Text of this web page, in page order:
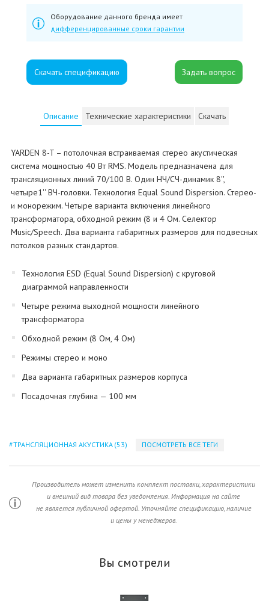
Оборудование данного бренда имеет
дифференцированные сроки гарантии
Скачать спецификацию
Описание Технические характеристики Скачать
YARDEN 8-T – потолочная встраиваемая стерео акустическая
система мощностью 40 Вт RMS. Модель предназначена для
трансляционных линий 70/100 В. Один НЧ/СЧ-динамик 8'',
четыре1'' ВЧ-головки. Технология Equal Sound Dispersion. Стерео-
и монорежим. Четыре варианта включения линейного
трансформатора, обходной режим (8 и 4 Ом. Селектор
Music/Speech. Два варианта габаритных размеров для подвесных
потолков разных стандартов.
Технология ESD (Equal Sound Dispersion) с круговой
диаграммой направленности
Четыре режима выходной мощности линейного
трансформатора
Обходной режим (8 Ом, 4 Ом)
Режимы стерео и моно
Два варианта габаритных размеров корпуса
Посадочная глубина — 100 мм
ТРАНСЛЯЦИОННАЯ АКУСТИКА (53) ПОСМОТРЕТЬ ВСЕ ТЕГИ
Производитель может изменить комплект поставки, характеристики
и внешний вид товара без уведомления. Информация на сайте
не является публичной офертой. Уточняйте спецификацию, наличие
и цены у менеджеров.
Вы смотрели